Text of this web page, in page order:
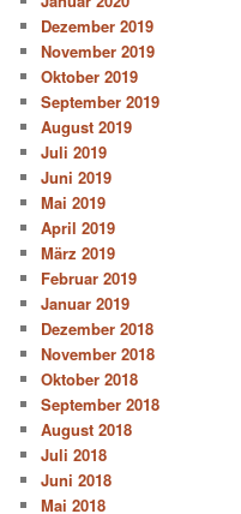
Dezember 2019
November 2019
Oktober 2019
September 2019
August 2019
Juli 2019
Juni 2019
Mai 2019
April 2019
März 2019
Februar 2019
Januar 2019
Dezember 2018
November 2018
Oktober 2018
September 2018
August 2018
Juli 2018
Juni 2018
Mai 2018